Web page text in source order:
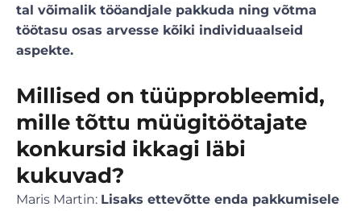
tal võimalik tööandjale pakkuda ning võtma
töötasu osas arvesse kõiki individuaalseid
aspekte.
Millised on tüüpprobleemid,
mille tõttu müügitöötajate
konkursid ikkagi läbi
kukuvad?
Maris Martin: Lisaks ettevõtte enda pakkumisele